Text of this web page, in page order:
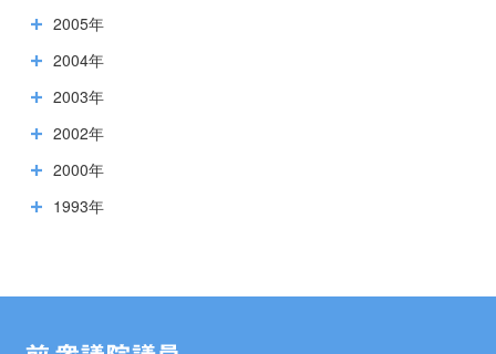
2005年
2004年
2003年
2002年
2000年
1993年